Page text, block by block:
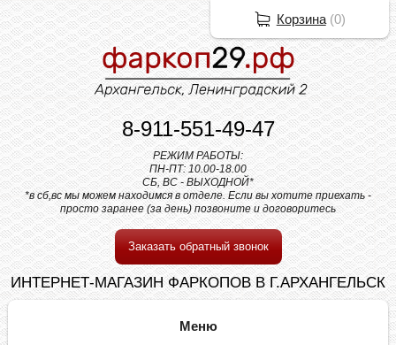
8-911-551-49-47
РЕЖИМ РАБОТЫ:
ПН-ПТ: 10.00-18.00
СБ, ВС - ВЫХОДНОЙ*
*в сб,вс мы можем находимся в отделе. Если вы хотите приехать -
просто заранее (за день) позвоните и договоритесь
Заказать обратный звонок
ИНТЕРНЕТ-МАГАЗИН ФАРКОПОВ В Г.АРХАНГЕЛЬСК
Корзина(0)